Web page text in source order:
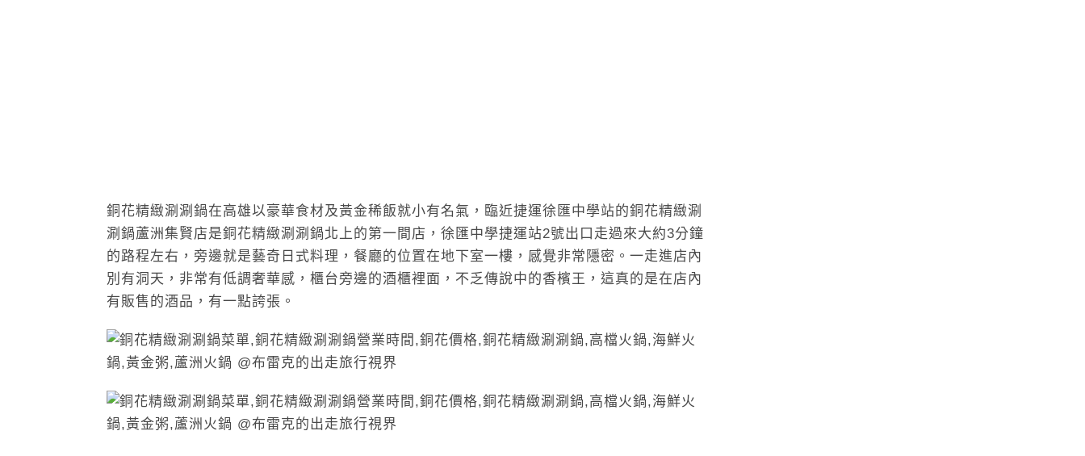
銅花精緻涮涮鍋在高雄以豪華食材及黃金稀飯就小有名氣，臨近捷運徐匯中學站的銅花精緻涮
涮鍋蘆洲集賢店是銅花精緻涮涮鍋北上的第一間店，徐匯中學捷運站2號出口走過來大約3分鐘
的路程左右，旁邊就是藝奇日式料理，餐廳的位置在地下室一樓，感覺非常隱密。一走進店內
別有洞天，非常有低調奢華感，櫃台旁邊的酒櫃裡面，不乏傳說中的香檳王，這真的是在店內
有販售的酒品，有一點誇張。